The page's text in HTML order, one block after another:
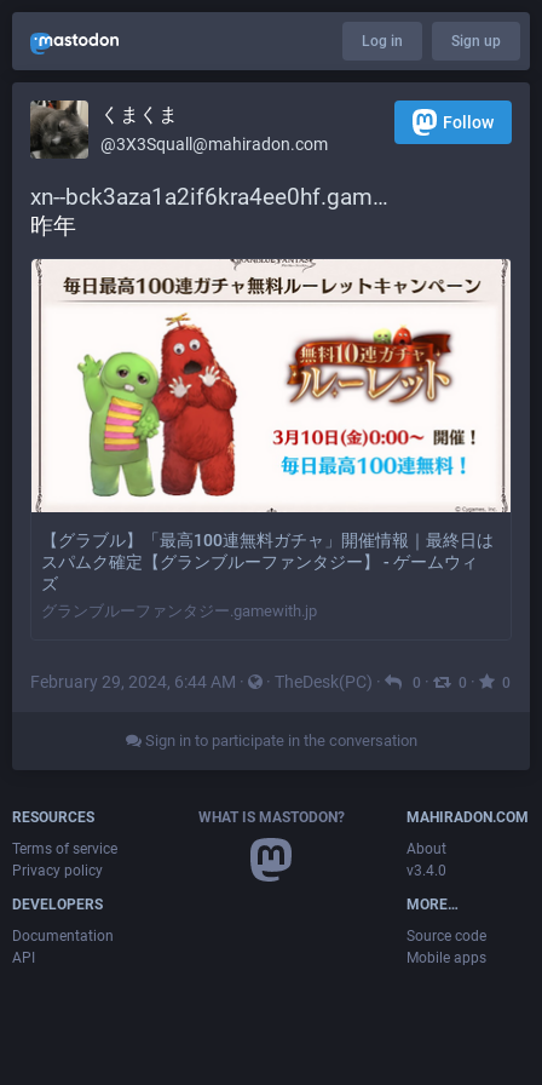
Log in Sign up
くまくま
@3X3Squall@mahiradon.com
Follow
xn--bck3aza1a2if6kra4ee0hf.gam
昨年
【グラブル】「最高100連無料ガチャ」開催情報｜最終日は
スパムク確定【グランブルーファンタジー】 - ゲームウィ
ズ
グランブルーファンタジー.gamewith.jp
February 29, 2024, 6:44 AM · · TheDesk(PC) · 0 · 0 · 0
Sign in to participate in the conversation
RESOURCES
Terms of service
Privacy policy
DEVELOPERS
Documentation
API
WHAT IS MASTODON?
MAHIRADON.COM
About
v3.4.0
MORE…
Source code
Mobile apps